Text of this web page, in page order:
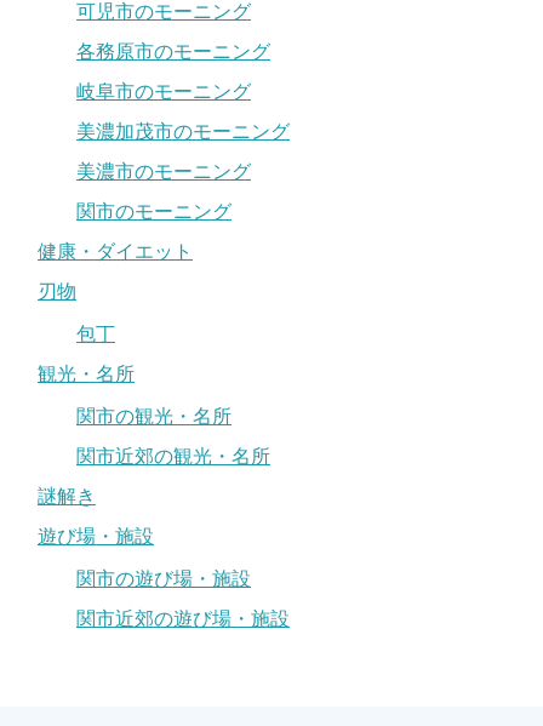
可児市のモーニング
各務原市のモーニング
岐阜市のモーニング
美濃加茂市のモーニング
美濃市のモーニング
関市のモーニング
健康・ダイエット
刃物
包丁
観光・名所
関市の観光・名所
関市近郊の観光・名所
謎解き
遊び場・施設
関市の遊び場・施設
関市近郊の遊び場・施設